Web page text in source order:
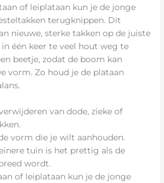
of leiplataan kun je de jonge
terugknippen. Dit
nieuwe, sterke takken op de juiste
één keer te veel hout weg te
beetje, zodat de boom kan
vorm. Zo houd je de plataan
van dode, zieke of
vorm die je wilt aanhouden.
tuin is het prettig als de
wordt.
of leiplataan kun je de jonge